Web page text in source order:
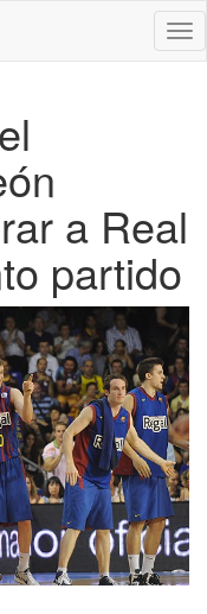
a Real
partido